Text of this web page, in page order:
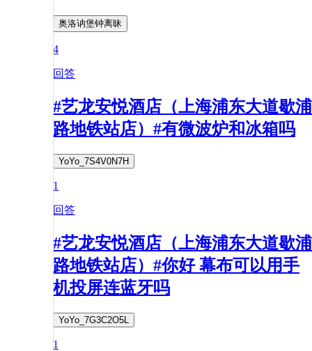
奥洛讷堡钟离昧
4
回答
#艺龙安悦酒店（上海浦东大道歇浦
路地铁站店）#有微波炉和冰箱吗
YoYo_7S4V0N7H
1
回答
#艺龙安悦酒店（上海浦东大道歇浦
路地铁站店）#你好 幕布可以用手
机投屏连蓝牙吗
YoYo_7G3C2O5L
1